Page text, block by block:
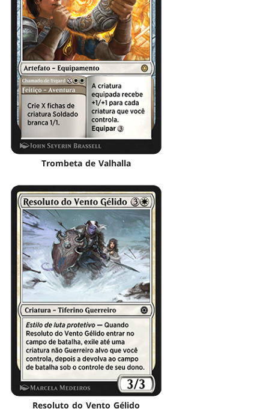
Trombeta de Valhalla
Resoluto do Vento Gélido